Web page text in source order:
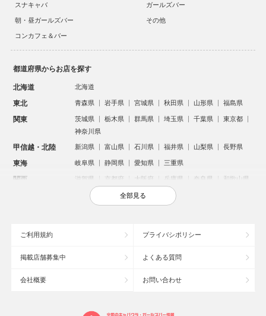
スナキャバ
ガールズバー
朝・昼ガールズバー
その他
コンカフェ＆バー
都道府県からお店を探す
北海道 北海道
東北 青森県 岩手県 宮城県 秋田県 山形県 福島県
関東 茨城県 栃木県 群馬県 埼玉県 千葉県
東京都
神奈川県
甲信越・北陸 新潟県 富山県 石川県 福井県 山梨県 長野県
東海 岐阜県 静岡県 愛知県 三重県
関西 滋賀県 京都府 大阪府 兵庫県 奈良県 和歌山県
鳥取県 島根県 岡山県 広島県
沖縄県
全部見る
ご利用規約 プライバシポリシー
掲載店舗募集中 よくある質問
会社概要 お問い合わせ